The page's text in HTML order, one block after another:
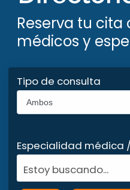
Reserva tu cita
médicos y
Tipo de consulta
Especialidad médica
Estoy buscando...